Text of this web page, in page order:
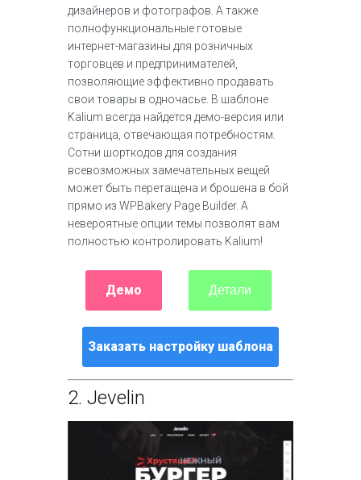
дизайнеров и фотографов. А также
полнофункциональные готовые
интернет-магазины для розничных
торговцев и предпринимателей,
позволяющие эффективно продавать
свои товары в одночасье. В шаблоне
Kalium всегда найдется демо-версия или
страница, отвечающая потребностям.
Сотни шорткодов для создания
всевозможных замечательных вещей
может быть перетащена и брошена в бой
прямо из WPBakery Page Builder. А
невероятные опции темы позволят вам
полностью контролировать Kalium!
Демо Детали
Заказать настройку шаблона
2. Jevelin